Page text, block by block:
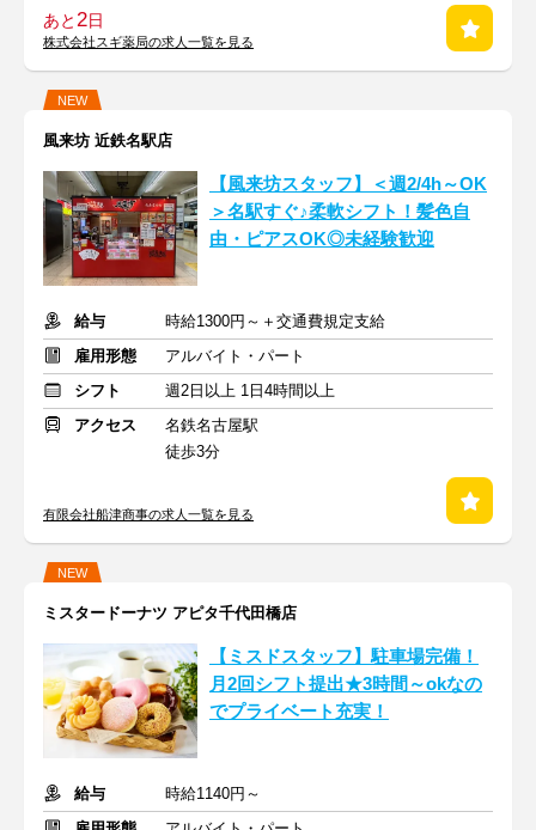
あと2日
株式会社スギ薬局の求人一覧を見る
NEW
風来坊 近鉄名駅店
【風来坊スタッフ】＜週2/4h～OK
＞名駅すぐ♪柔軟シフト！髪色自
由・ピアスOK◎未経験歓迎
給与
時給1300円～＋交通費規定支給
雇用形態
アルバイト・パート
シフト
週2日以上 1日4時間以上
アクセス
名鉄名古屋駅
徒歩3分
有限会社船津商事の求人一覧を見る
NEW
ミスタードーナツ アピタ千代田橋店
【ミスドスタッフ】駐車場完備！
月2回シフト提出★3時間～okなの
でプライベート充実！
給与
時給1140円～